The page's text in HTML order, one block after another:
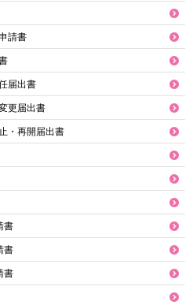
請書
届出書
更届出書
・再開届出書
書
書
書